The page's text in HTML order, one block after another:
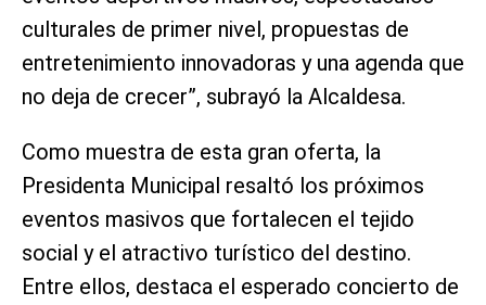
culturales de primer nivel, propuestas de
entretenimiento innovadoras y una agenda que
no deja de crecer”, subrayó la Alcaldesa.
Como muestra de esta gran oferta, la
Presidenta Municipal resaltó los próximos
eventos masivos que fortalecen el tejido
social y el atractivo turístico del destino.
Entre ellos, destaca el esperado concierto de